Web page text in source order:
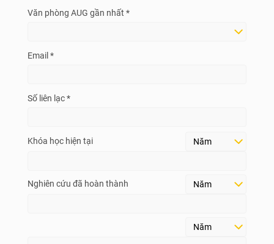
Văn phòng AUG gần nhất *
Email *
Số liên lạc *
Khóa học hiện tại
Nghiên cứu đã hoàn thành